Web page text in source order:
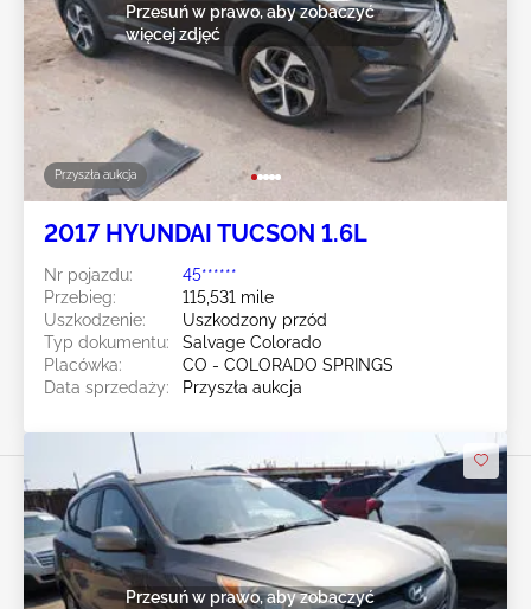
Przyszła aukcja
Przesuń w prawo, aby zobaczyć
więcej zdjęć
2017 HYUNDAI TUCSON 1.6L
Nr pojazdu:
45******
Przebieg:
115,531 mile
Uszkodzenie:
Uszkodzony przód
Typ dokumentu:
Salvage Colorado
Placówka:
CO - COLORADO SPRINGS
Data sprzedaży:
Przyszła aukcja
Przesuń w prawo, aby zobaczyć